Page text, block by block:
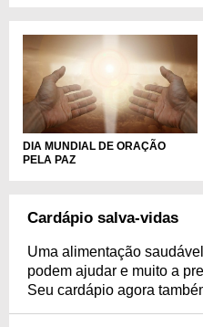
DIA MUNDIAL DE ORAÇÃO
PELA PAZ
Cardápio salva-vidas
Uma alimentação
podem ajudar e muito a
Seu cardápio agora